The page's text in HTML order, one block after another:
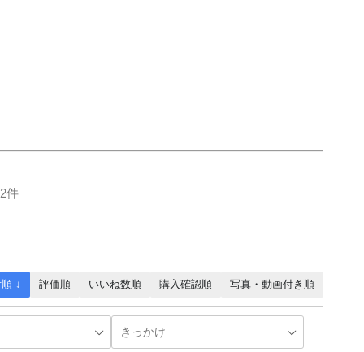
2件
↓ 評価順 いいね数順 購入確認順 写真・動画付き順